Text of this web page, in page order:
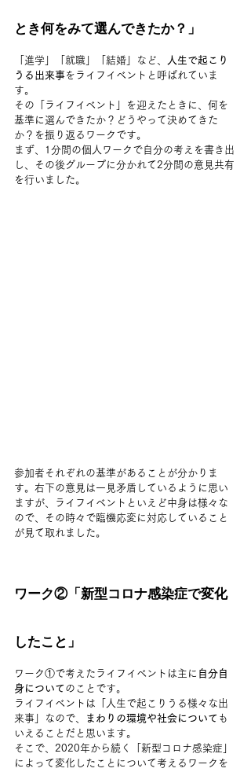
とき何をみて選んできたか？」
「進学」「就職」「結婚」など、
人生で起こり
うる出来事をライフイベントと呼ばれていま
す。
その「ライフイベント」を迎えたときに、何を
基準に選んできたか？どうやって決めてきた
か？を振り返るワークです。
まず、1分間の個人ワークで自分の考えを書き出
し、その後グループに分かれて2分間の意見共有
を行いました。
参加者それぞれの基準があることが分かりま
す。右下の意見は一見矛盾しているように思い
ますが、ライフイベントといえど中身は様々な
ので、その時々で臨機応変に対応していること
が見て取れました。
ワーク②「新型コロナ感染症で変化
したこと」
ワーク①で考えたライフイベントは主に 自分自
身について のことです。
ライフイベントは「人生で起こりうる様々な出
来事」なので、
まわりの環境や社会について も
いえることだと思います。
そこで、2020年から続く「新型コロナ感染症」
によって変化したことについて考えるワークを